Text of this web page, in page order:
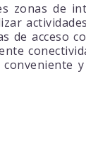
zonas de
de acceso